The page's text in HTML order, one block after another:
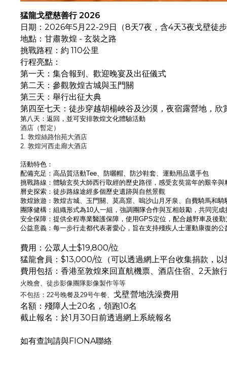
猛龍戈壁慈善行 2026
日期：2026年5月22-29日（8天7夜，含4天3夜戈壁徒
地點：甘肅敦煌 - 玄裝之路
挑戰路程：約 110公里
行程亮點：
第一天：集合報到、歡迎晚宴及出征儀式
第二天：參觀敦煌古城與玉門關
第三天：舉行出征大典
第四至七天：徒步穿越胡楊峽谷及沙漠，夜宿露營地， 欣
第八天：返回，並可安排敦煌文化體驗活動
酒店（暫定）
1. 敦煌絲路怡苑大酒店
2. 敦煌河西走廊大酒店
活動特色：
配備充足：高品質活動Tee、防曬帽、防沙鞋套、運動用品選手包
挑戰路線：體驗玄奘大師西行取經的歷史路徑，感受玄奘當年的艱辛與
曆史探索：徒步路線途經多個歷史遺跡與自然景觀
敦煌旅遊：敦煌古城、玉門關、莫高窟、嗚沙山月牙泉、 自費騎馬和騎
團隊健構：組織形式為10人一組，強調團隊合作與互相鼓勵，共同完成
安全保障：提供全程專業醫護保障，使用GPS定位，配合越野車及後
公益意義：每一步行走都代表著愛心， 旨在支持殘疾人士運動康復的公
費用：公眾人士$19,800/位
猛龍會員：$13,000/位（可以透過網上平台收集捐款， 以
費用包括：香港至敦煌來回直航機票、酒店住宿、2天旅
火晚會、徒步影像團隊影像製作等等
不包括：22号晚餐及29号午餐、戈壁營地洗澡费用
名額：殘障人士20名，領跑10名
截止報名：於1月30日前透過網上系統報名
如有查詢請與FIONA聯絡